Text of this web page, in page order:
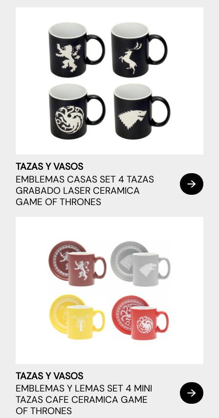
TAZAS Y VASOS
EMBLEMAS CASAS SET 4 TAZAS
GRABADO LASER CERAMICA
GAME OF THRONES
TAZAS Y VASOS
EMBLEMAS Y LEMAS SET 4 MINI
TAZAS CAFE CERAMICA GAME
OF THRONES